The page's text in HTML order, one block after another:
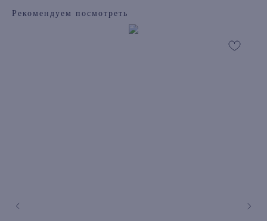
Рекомендуем посмотреть